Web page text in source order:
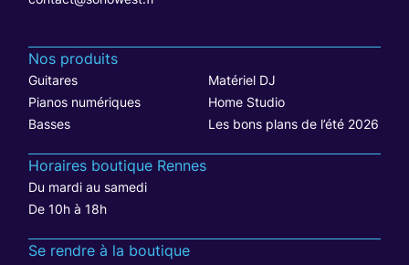
Nos produits
Guitares
Matériel DJ
Pianos numériques
Home Studio
Basses
Les bons plans de l’été 2026
Horaires boutique Rennes
Du mardi au samedi
De 10h à 18h
Se rendre à la boutique